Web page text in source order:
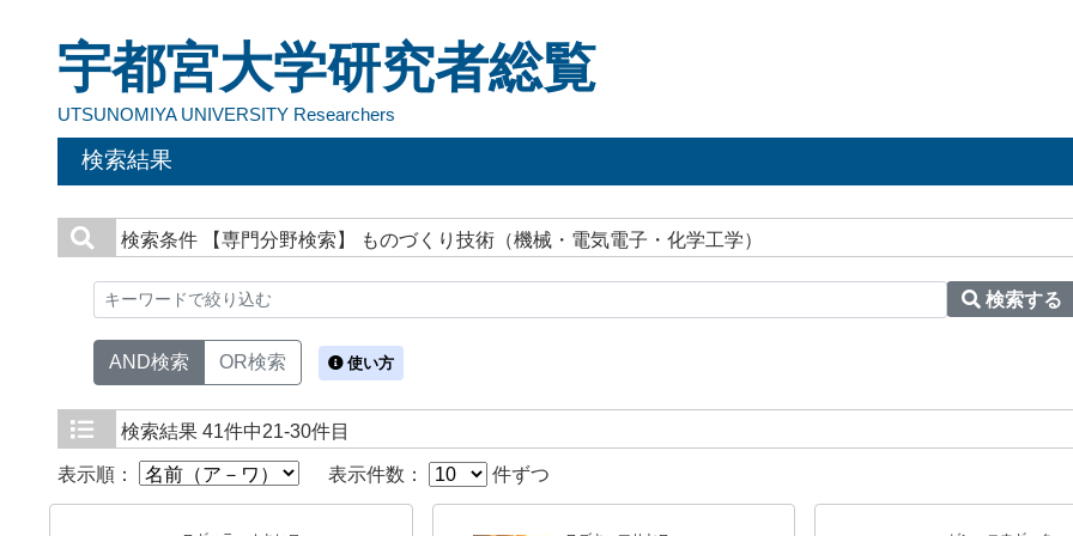
宇都宮大学研究者総覧
UTSUNOMIYA UNIVERSITY Researchers
検索結果
検索条件 【専門分野検索】 ものづくり技術（機械・電気電子・化学工学）
検索する
AND検索 OR検索 使い方
検索結果 41件中21-30件目
表示順： 表示件数： 件ずつ